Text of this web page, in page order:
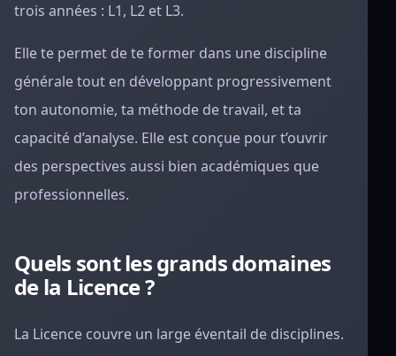
trois années : L1, L2 et L3.
Elle te permet de te former dans une discipline
générale tout en développant progressivement
ton autonomie, ta méthode de travail, et ta
capacité d’analyse. Elle est conçue pour t’ouvrir
des perspectives aussi bien académiques que
professionnelles.
Quels sont les grands domaines
de la Licence ?
La Licence couvre un large éventail de disciplines.